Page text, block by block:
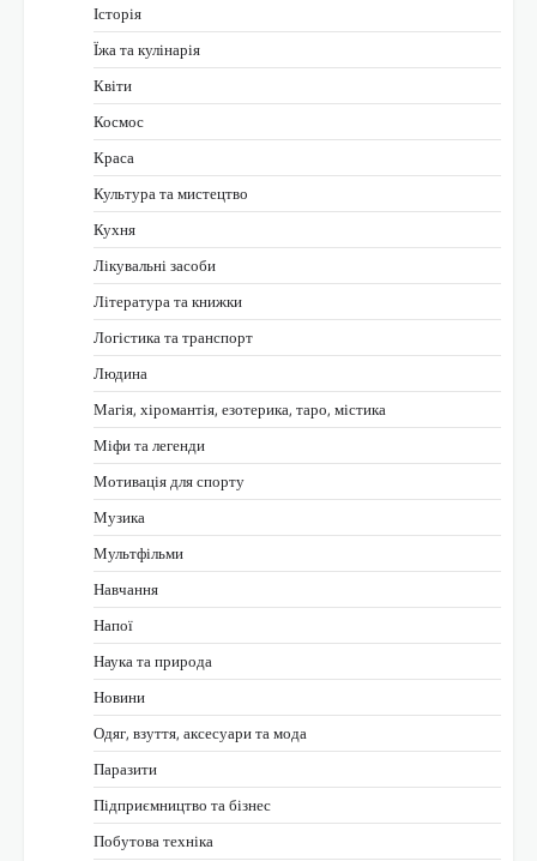
Історія
Їжа та кулінарія
Квіти
Космос
Краса
Культура та мистецтво
Кухня
Лікувальні засоби
Література та книжки
Логістика та транспорт
Людина
Магія, хіромантія, езотерика, таро, містика
Міфи та легенди
Мотивація для спорту
Музика
Мультфільми
Навчання
Напої
Наука та природа
Новини
Одяг, взуття, аксесуари та мода
Паразити
Підприємництво та бізнес
Побутова техніка